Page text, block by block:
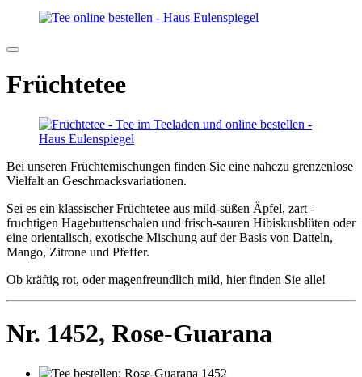
Früchtetee
Bei unseren Früchtemischungen finden Sie eine nahezu grenzenlose
Vielfalt an Geschmacksvariationen.
Sei es ein klassischer Früchtetee aus mild-süßen Äpfel, zart -
fruchtigen Hagebuttenschalen und frisch-sauren Hibiskusblüten oder
eine orientalisch, exotische Mischung auf der Basis von Datteln,
Mango, Zitrone und Pfeffer.
Ob kräftig rot, oder magenfreundlich mild, hier finden Sie alle!
Nr. 1452, Rose-Guarana